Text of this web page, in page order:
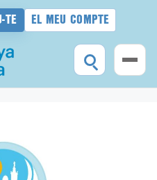
TE EL MEU COMPTE